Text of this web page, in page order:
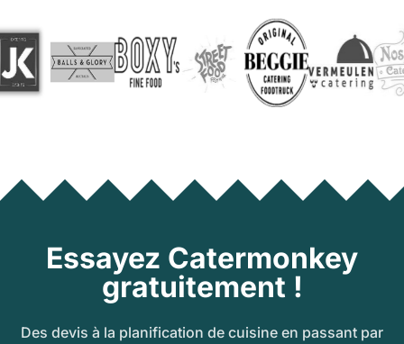
Essayez Catermonkey
gratuitement !
Des devis à la planification de cuisine en passant par